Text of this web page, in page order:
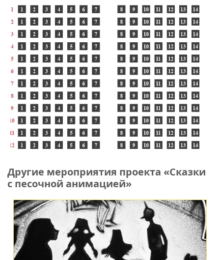
Другие мероприятия проекта «Сказки
с песочной анимацией»